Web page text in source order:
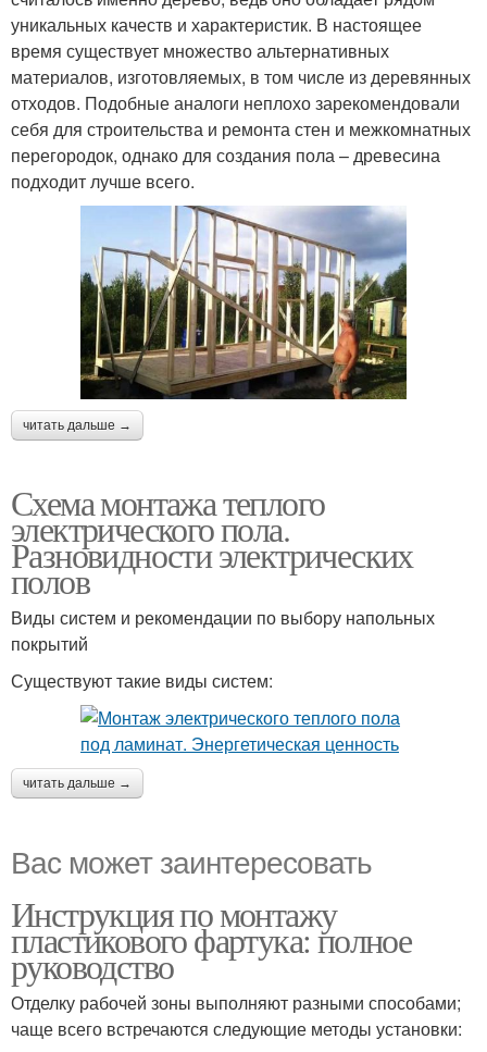
уникальных качеств и характеристик. В настоящее
время существует множество альтернативных
материалов, изготовляемых, в том числе из деревянных
отходов. Подобные аналоги неплохо зарекомендовали
себя для строительства и ремонта стен и межкомнатных
перегородок, однако для создания пола – древесина
подходит лучше всего.
читать дальше →
Схема монтажа теплого
электрического пола.
Разновидности электрических
полов
Виды систем и рекомендации по выбору напольных
покрытий
Существуют такие виды систем:
читать дальше →
Вас может заинтересовать
Инструкция по монтажу
пластикового фартука: полное
руководство
Отделку рабочей зоны выполняют разными способами;
чаще всего встречаются следующие методы установки: